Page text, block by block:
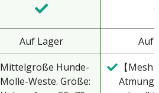
Auf Lager
Auf
Mittelgroße Hunde-
Molle-Weste. Größe:
【